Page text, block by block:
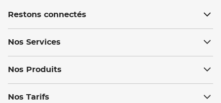
Restons connectés
Nos Services
Nos Produits
Nos Tarifs